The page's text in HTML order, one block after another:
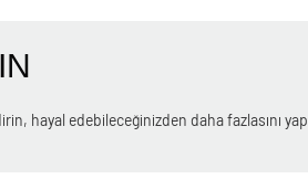
hayal edebileceğinizden daha fazlasını